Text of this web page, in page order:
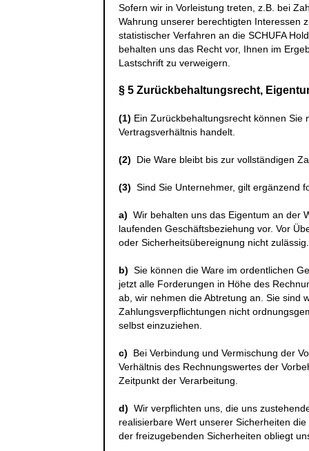
Sofern wir in Vorleistung treten, z.B. bei
Wahrung unserer berechtigten Interessen
statistischer Verfahren an die SCHUFA
behalten uns das Recht vor, Ihnen im
Lastschrift zu verweigern.
§ 5 Zurückbehaltungsrecht,
(1) Ein Zurückbehaltungsrecht können
Vertragsverhältnis handelt.
(2) Die Ware bleibt bis zur vollständigen
(3) Sind Sie Unternehmer, gilt ergänzend
a) Wir behalten uns das Eigentum an der
laufenden Geschäftsbeziehung vor. Vor
oder Sicherheitsübereignung nicht zulässig.
b) Sie können die Ware im ordentlichen
jetzt alle Forderungen in Höhe des
ab, wir nehmen die Abtretung an. Sie sind
Zahlungsverpflichtungen nicht
selbst einzuziehen.
c) Bei Verbindung und Vermischung der
Verhältnis des Rechnungswertes der
Zeitpunkt der Verarbeitung.
d) Wir verpflichten uns, die uns
realisierbare Wert unserer Sicherheiten
der freizugebenden Sicherheiten obliegt